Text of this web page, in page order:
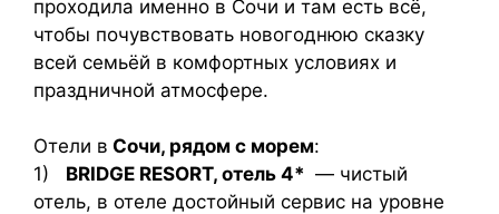
проходила именно в Сочи и там есть всё,
чтобы почувствовать новогоднюю сказку
всей семьёй в комфортных условиях и
праздничной атмосфере.
Отели в Сочи, рядом с морем:
1) BRIDGE RESORT, отель 4* — чистый
отель, в отеле достойный сервис на уровне